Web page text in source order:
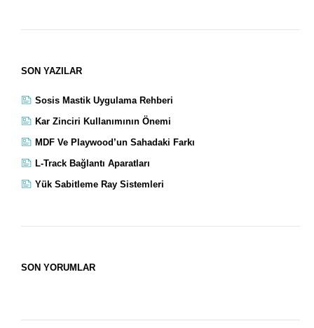
SON YAZILAR
Sosis Mastik Uygulama Rehberi
Kar Zinciri Kullanımının Önemi
MDF Ve Playwood’un Sahadaki Farkı
L-Track Bağlantı Aparatları
Yük Sabitleme Ray Sistemleri
SON YORUMLAR